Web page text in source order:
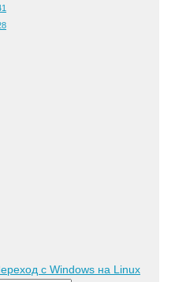
с Windows на Linux